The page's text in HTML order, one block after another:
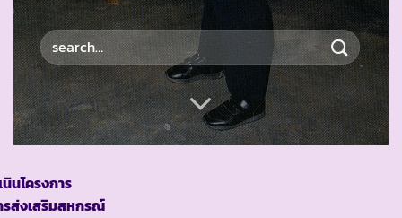
นโครงการ
รส่งเสริมสหกรณ์